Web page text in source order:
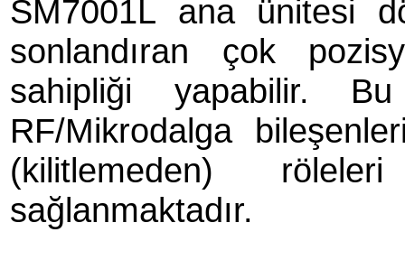
SM7001L ana ünitesi
sonlandıran çok
sahipliği yapabilir.
RF/Mikrodalga
(kilitlemeden)
sağlanmaktadır.